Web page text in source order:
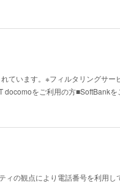
ています。※フィルタリングサー
docomoをご利用の方■SoftBank
の観点により電話番号を利用し